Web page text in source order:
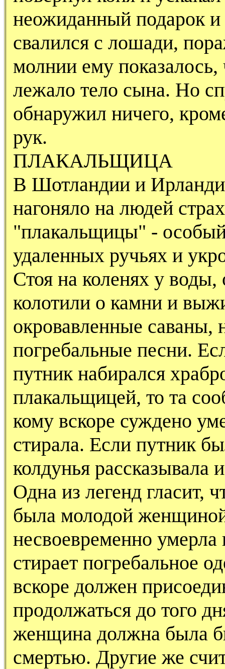
неожиданный подарок и
свалился с лошади,
молнии ему показалось,
лежало тело сына. Но
обнаружил ничего,
рук.
ПЛАКАЛЬЩИЦА
В Шотландии и
нагоняло на людей
"плакальщицы" -
удаленных ручьях и
Стоя на коленях у
колотили о камни и
окровавленные саваны,
погребальные песни.
путник набирался
плакальщицей, то та
кому вскоре суждено
стирала. Если путник
колдунья рассказывала
Одна из легенд гласит,
была молодой
несвоевременно
стирает погребальное
вскоре должен
продолжаться до того
женщина должна была
смертью. Другие же